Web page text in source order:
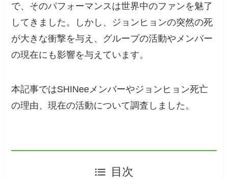
で、そのパフォーマンスは世界中のファンを魅了
してきました。しかし、ジョンヒョンの突然の死
が大きな衝撃を与え、グループの活動やメンバー
の現在にも影響を与えています。
本記事ではSHINeeメンバーやジョンヒョン死亡
の理由、現在の活動について調査しました。
目次